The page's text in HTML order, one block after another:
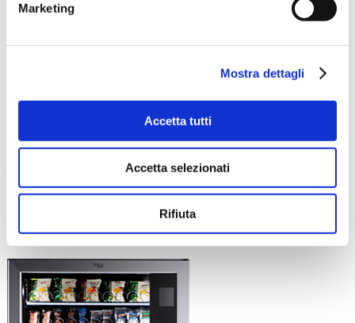
Marketing
Mostra dettagli
Accetta tutti
Accetta selezionati
Rifiuta